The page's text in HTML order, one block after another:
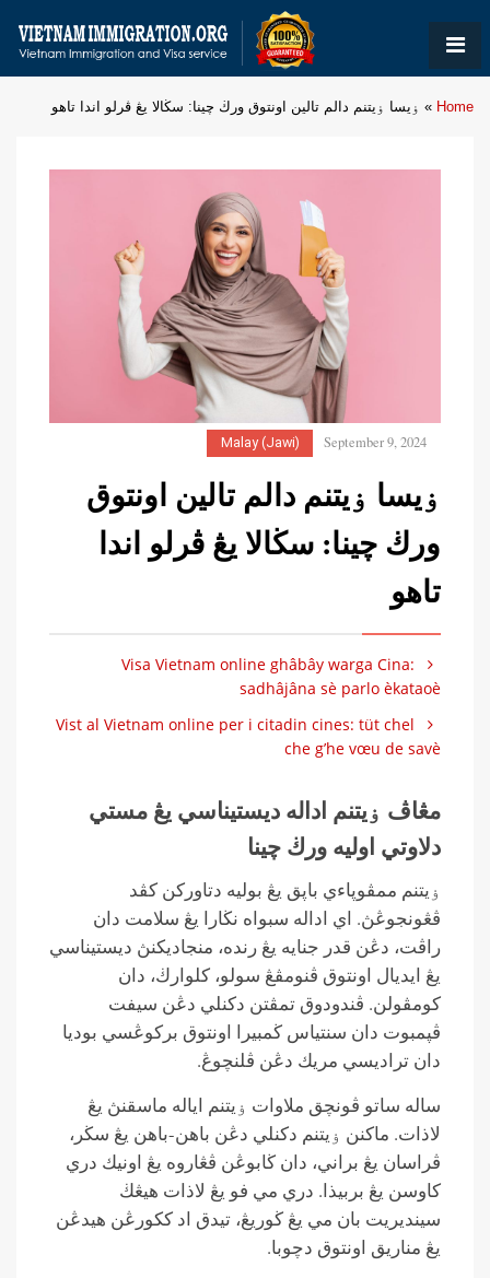
Home
» ۏيسا ۏيتنم دالم تالين اونتوق ورڬ چينا: سڬالا يڠ ڤرلو اندا تاهو
September 9, 2024
Malay (Jawi)
ۏيسا ۏيتنم دالم تالين اونتوق
ورڬ چينا: سڬالا يڠ ڤرلو اندا
تاهو
Visa Vietnam online ghâbây warga Cina:
sadhâjâna sè parlo èkataoè
Vist al Vietnam online per i citadin cines: tüt chel
che g’he vœu de savè
مڠاڤ ۏيتنم اداله ديستيناسي يڠ مستي
دلاوتي اوليه ورڬ چينا
ۏيتنم ممڤوڽاءي باڽق يڠ بوليه دتاوركن كڤد
ڤڠونجوڠڽ. اي اداله سبواه نڬارا يڠ سلامت دان
راڤت، دڠن قدر جنايه يڠ رنده، منجاديكنڽ ديستيناسي
يڠ ايديال اونتوق ڤنومڤڠ سولو، كلوارڬ، دان
كومڤولن. ڤندودوق تمڤتن دكنلي دڠن سيفت
ڤڽمبوت دان سنتياس ڬمبيرا اونتوق بركوڠسي بوديا
دان تراديسي مريك دڠن ڤلنچوڠ.
ساله ساتو ڤونچق ملاوات ۏيتنم اياله ماسقنڽ يڠ
لاذات. ماكنن ۏيتنم دكنلي دڠن باهن-باهن يڠ سڬر،
ڤراسان يڠ براني، دان ڬابوڠن ڤڠاروه يڠ اونيك دري
كاوسن يڠ بربيذا. دري مي فو يڠ لاذات هيڠڬ
سينديريت بان مي يڠ ڬوريڠ، تيدق اد ككورڠن هيدڠن
يڠ مناريق اونتوق دچوبا.